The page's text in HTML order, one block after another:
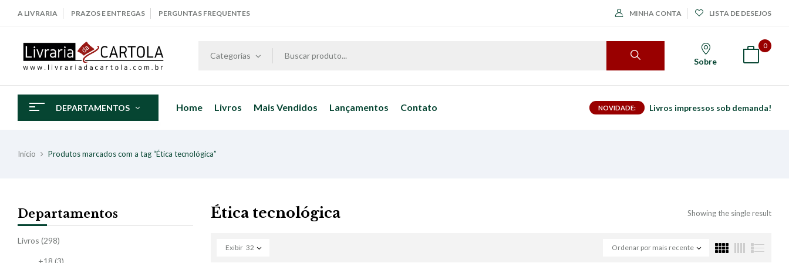
A LIVRARIA PRAZOS E ENTREGAS PERGUNTAS FREQUENTES MINHA CONTA LISTA DE DESEJOS
Categorias
Sobre
0
DEPARTAMENTOS Home Livros Mais Vendidos Lançamentos Contato NOVIDADE: Livros impressos sob demanda!
Início Produtos marcados com a tag “Ética tecnológica”
Departamentos
Livros (298)
+18 (3)
Ética tecnológica Showing the single result
Ordenar por mais recente
Exibir 32